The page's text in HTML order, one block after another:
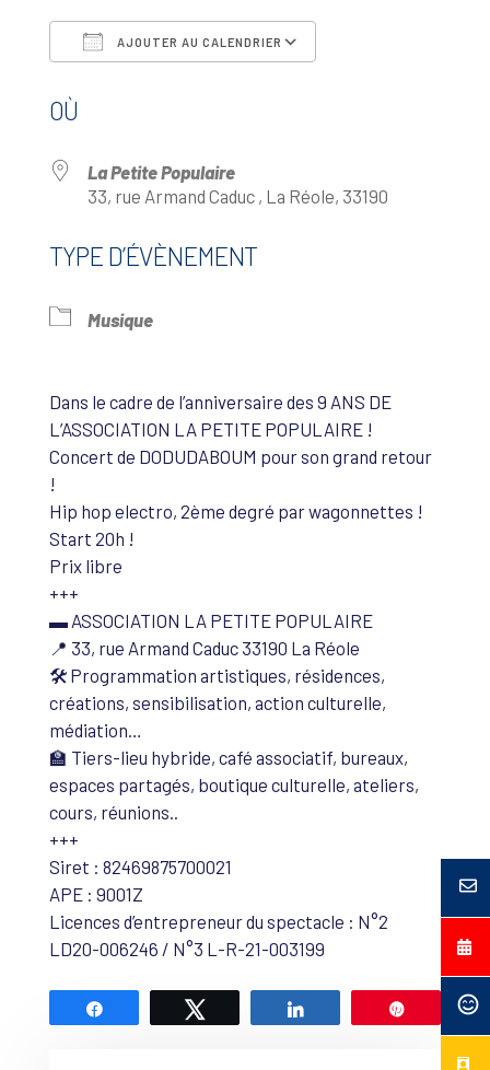
AJOUTER AU CALENDRIER
OÙ
La Petite Populaire
33, rue Armand Caduc , La Réole, 33190
TYPE D’ÉVÈNEMENT
Musique
Dans le cadre de l’anniversaire des 9 ANS DE
L’ASSOCIATION LA PETITE POPULAIRE !
Concert de DODUDABOUM pour son grand retour
!
Hip hop electro, 2ème degré par wagonnettes !
Start 20h !
Prix libre
+++
▬ ASSOCIATION LA PETITE POPULAIRE
📍 33, rue Armand Caduc 33190 La Réole
🛠️ Programmation artistiques, résidences,
créations, sensibilisation, action culturelle,
médiation…
🏫 Tiers-lieu hybride, café associatif, bureaux,
espaces partagés, boutique culturelle, ateliers,
cours, réunions..
+++
Siret : 82469875700021
APE : 9001Z
Licences d’entrepreneur du spectacle : N°2
LD20-006246 / N°3 L-R-21-003199
Épingle